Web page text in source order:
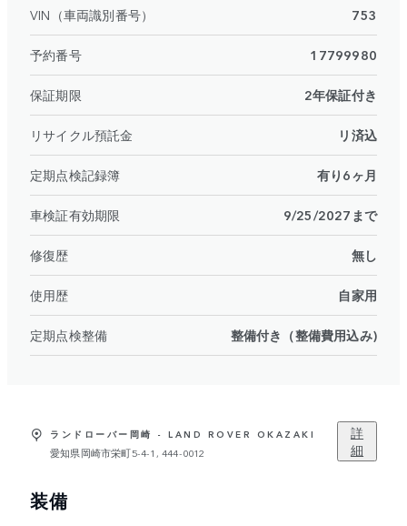
VIN（車両識別番号） 753
予約番号 17799980
保証期限 2年保証付き
リサイクル預託金 リ済込
定期点検記録簿 有り6ヶ月
車検証有効期限 9/25/2027まで
修復歴 無し
使用歴 自家用
定期点検整備 整備付き（整備費用込み)
ランドローバー岡崎 - LAND ROVER OKAZAKI
愛知県岡崎市栄町5-4-1, 444-0012
詳
細
装備